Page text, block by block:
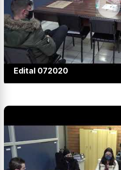
Edital 072020